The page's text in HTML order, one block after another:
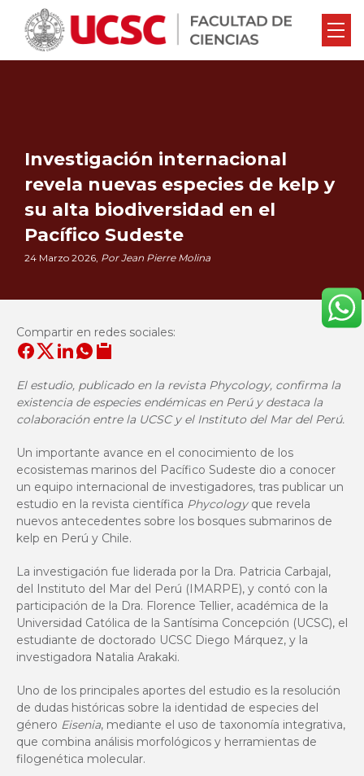
Investigación internacional
revela nuevas especies de kelp y
su alta biodiversidad en el
Pacífico Sudeste
24 Marzo 2026, Por Jean Pierre Molina
Compartir en redes sociales:
El estudio, publicado en la revista Phycology, confirma la
existencia de especies endémicas en Perú y destaca la
colaboración entre la UCSC y el Instituto del Mar del Perú.
Un importante avance en el conocimiento de los
ecosistemas marinos del Pacífico Sudeste dio a conocer
un equipo internacional de investigadores, tras publicar un
estudio en la revista científica Phycologyque revela
nuevos antecedentes sobre los bosques submarinos de
kelp en Perú y Chile.
La investigación fue liderada por la Dra. Patricia Carbajal,
del Instituto del Mar del Perú (IMARPE), y contó con la
participación de la Dra. Florence Tellier, académica de la
Universidad Católica de la Santísima Concepción (UCSC), el
estudiante de doctorado UCSC Diego Márquez, y la
investigadora Natalia Arakaki.
Uno de los principales aportes del estudio es la resolución
de dudas históricas sobre la identidad de especies del
género Eisenia, mediante el uso de taxonomía integrativa,
que combina análisis morfológicos y herramientas de
filogenética molecular.